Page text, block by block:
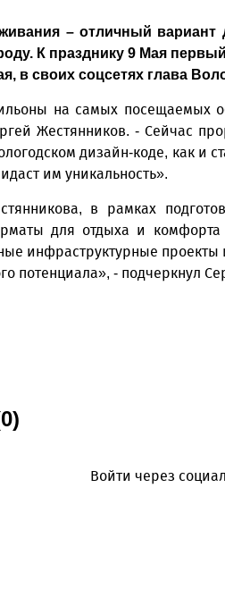
– отличный
К празднику 9 Мая
в своих соцсетях глава
на самых посещаемых
Жестянников. - Сейчас
дизайн-коде, как и
им уникальность».
в рамках
для отдыха и комфорта
инфраструктурные проекты
потенциала», - подчеркнул
Войти через